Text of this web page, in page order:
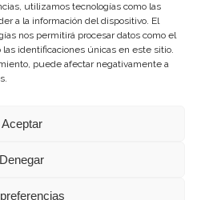
utilizamos tecnologías como las
a la información del dispositivo. El
nos permitirá procesar datos como el
identificaciones únicas en este sitio.
puede afectar negativamente a
Aceptar
Denegar
realizada por este Consejo
por el Gobierno de
Calidad Agroalimentaria